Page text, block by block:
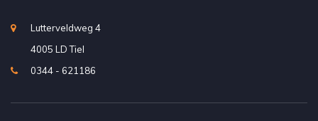
Lutterveldweg 4
4005 LD Tiel
0344 - 621186